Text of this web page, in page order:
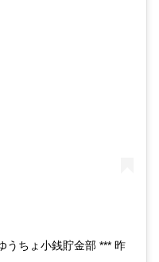
うちょ小銭貯金部 *** 昨